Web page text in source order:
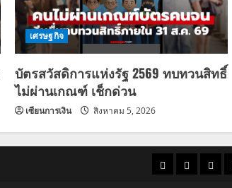
เศรษฐกิจ
บัตรสวัสดิการแห่งรัฐ 2569 ทบทวนสิทธิ์
ไม่ผ่านเกณฑ์ เช็กด่วน
เซียนการเงิน สิงหาคม 5, 2026
ราคาแนว
ข่าว